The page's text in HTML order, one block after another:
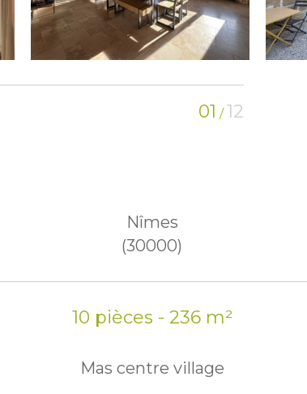
01 /12
Nîmes
(30000)
10 pièces - 236 m²
Mas centre village